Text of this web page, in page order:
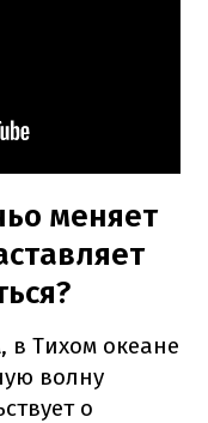
меняет
в Тихом океане
волну
о